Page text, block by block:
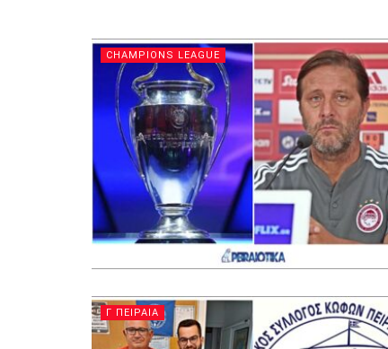
CHAMPIONS LEAGUE
Γ ΠΕΙΡΑΙΑ